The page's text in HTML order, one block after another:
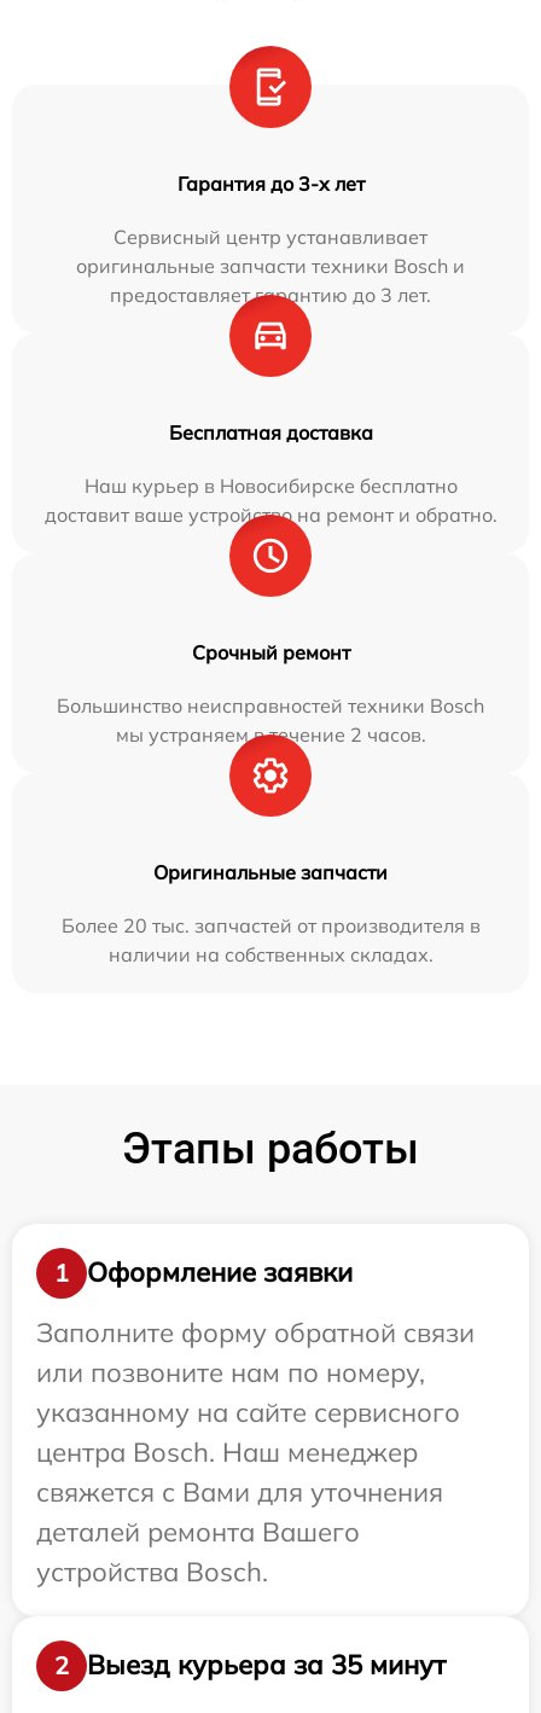
Гарантия до 3-х лет
Сервисный центр устанавливает
оригинальные запчасти техники Bosch и
предоставляет гарантию до 3 лет.
Бесплатная доставка
Наш курьер в Новосибирске бесплатно
доставит ваше устройство на ремонт и обратно.
Срочный ремонт
Большинство неисправностей техники Bosch
мы устраняем в течение 2 часов.
Оригинальные запчасти
Более 20 тыс. запчастей от производителя в
наличии на собственных складах.
Этапы работы
1
Оформление заявки
Заполните форму обратной связи
или позвоните нам по номеру,
указанному на сайте сервисного
центра Bosch. Наш менеджер
свяжется с Вами для уточнения
деталей ремонта Вашего
устройства Bosch.
2
Выезд курьера за 35 минут